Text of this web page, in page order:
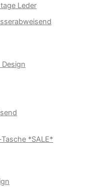
Leder
Tasche *SALE*